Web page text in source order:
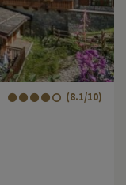
(8.1/10)